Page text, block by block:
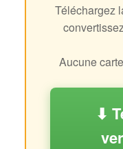
Téléchargez
Aucune
⬇